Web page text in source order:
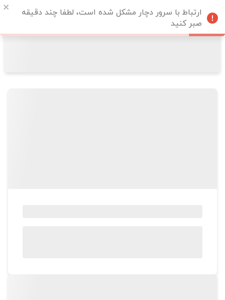
ارتباط با سرور دچار مشکل شده است، لطفا چند دقیقه
صبر کنید